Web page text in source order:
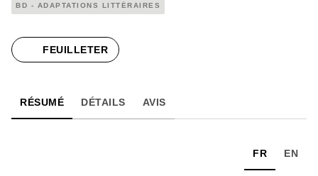
BD - ADAPTATIONS LITTÉRAIRES
FEUILLETER
RÉSUMÉ DÉTAILS AVIS
FR EN